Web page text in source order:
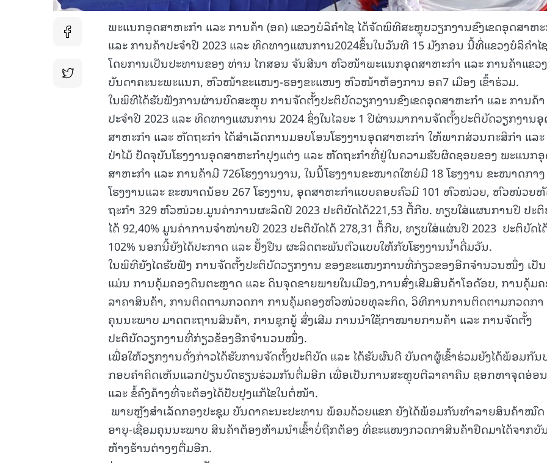
ພະແນກອຸດສາຫະກຳ ແລະ ການຄ້າ (ອຄ) ແຂວງບໍລິຄຳໄຊ ໄດ້ຈັດພິທີສະຫຼຸບວຽກງານຂົງເຂດອຸດສາຫ
ແລະ ການຄ້າປະຈຳປີ 2023 ແລະ ທິດທາງແຜນການ2024ຂຶ້ນໃນວັນທີ 15 ມັງກອນ ນີ້ທີ່ແຂວງບໍລິຄຳໄຊ
ໂດຍການເປັນປະທານຂອງ ທ່ານ ໄກສອນ ຈັນສີນາ ຫົວໜ້າພະແນກອຸດສາຫະກຳ ແລະ ການຄ້າແຂວ
ບັນດາຄະນະພະແນກ, ຫົວໜ້າຂະແໜງ-ຮອງຂະແໜງ ຫົວໜ້າຫ້ອງການ ອຄ7 ເມືອງ ເຂົ້າຮ່ວມ.
ໃນພິທີໄດ້ຮັບຟັງການຜ່ານບົດສະຫຼຸບ ການຈັດຕັ້ງປະຕິບັດວຽກງານຂົງເຂດອຸດສາຫະກຳ ແລະ ການຄ້າ
ປະຈຳປີ 2023 ແລະ ທິດທາງແຜນການ 2024 ຊຶ່ງໃນໄລຍະ 1 ປີຜ່ານມາການຈັດຕັ້ງປະຕິບັດວຽກງານ
ສາຫະກໍາ ແລະ ຫັດຖະກໍາ ໄດ້ສໍາເລັດການມອບໂອນໂຮງງານອຸດສາຫະກໍາ ໃຫ້ພາກສ່ວນກະສິກໍາ ແລະ
ປ່າໄມ້ ປັດຈຸບັນໂຮງງານອຸດສາຫະກໍາປຸງແຕ່ງ ແລະ ຫັດຖະກໍາທີ່ຢູ່ໃນຄວາມຮັບຜິດຊອບຂອງ ພະແນກ
ສາຫະກໍາ ແລະ ການຄ້າມີ 726ໂຮງງານງານ, ໃນນີ້ໂຮງງານຂະໜາດໃຫຍ່ມີ 18 ໂຮງງານ ຂະໜາດກາ
ໂຮງງານແລະ ຂະໜາດນ້ອຍ 267 ໂຮງງານ, ອຸດສາຫະກໍາແບບຄອບຄົວມີ 101 ຫົວໜ່ວຍ, ຫົວໜ່ວຍ
ຖະກໍາ 329 ຫົວໜ່ວຍ.ມູນຄ່າການຜະລິດປີ 2023 ປະຕິບັດໄດ້221,53 ຕື້ກີບ. ທຽບໃສ່ແຜນການປີ ປະ
ໄດ້ 92,40% ມູນຄ່າການຈໍາໜ່າຍປີ 2023 ປະຕິບັດໄດ້ 278,31 ຕຶ້ກີບ, ທຽບໃສ່ແຜ່ນປີ 2023 ປະຕິບັດໄ
102% ນອກນີ້ຍັງໄດ້ປະກາດ ແລະ ຢັ້ງຢືນ ຜະລິດຕະພັນຕົວແບບໃຫ້ກັບໂຮງງານນໍ້າດື່ມວັນ.
ໃນພິທີຍັງໄດຮັບຟັງ ການຈັດຕັ້ງປະຕິບັດວຽກງານ ຂອງຂະແໜງການທີ່ກ່ຽວຂອງອີກຈໍານວນໜຶ່ງ ເປັ
ແມ່ນ ການຄຸ້ມຄອງດິນຕະຫຼາດ ແລະ ດິນຈຸດຂາຍພາຍໃນເມືອງ,ການສົ່ງເສີມສິນຄ້າໂອດັອບ, ການຄຸ້ມ
ລາຄາສິນຄ້າ, ການຕິດຕາມກວດກາ ການຄຸ້ມຄອງຫົວໜ່ວຍທຸລະກິດ, ວິທີການການຕິດຕາມກວດກາ
ຄຸນນະພາບ ມາດຕະຖານສິນຄ້າ, ການຊຸກຍູ້ ສົ່ງເສີມ ການນໍາໃຊ້ກາໝາຍການຄ້າ ແລະ ການຈັດຕັ້ງ
ປະຕິບັດວຽກງານທີ່ກ່ຽວຂ້ອງອີກຈໍານວນໜຶ່ງ.
ເພື່ອໃຫ້ວຽກງານດັ່ງກ່າວໄດ້ຮັບການຈັດຕັ້ງປະຕິບັດ ແລະ ໄດ້ຮັບຜົນດີ ບັນດາຜູ້ເຂົ້າຮ່ວມຍັງໄດ້ພ້ອມກັນ
ກອບຄໍາຄິດເຫັນແລກປ່ຽນບົດຮຽນຮ່ວມກັນຕື່ມອີກ ເພື່ອເປັນການສະຫຼຸບຕີລາຄາຄືນ ຊອກຫາຈຸດອ່ອນ
ແລະ ຂໍ້ຄົງຄ້າງທີ່ຈະຕ້ອງໄດ້ປັບປຸງແກ້ໄຂໃນຕໍ່ໜ້າ.
ພາຍຫຼັງສໍາເລັດກອງປະຊຸມ ບັນດາຄະນະປະທານ ພ້ອມດ້ວຍແຂກ ຍັງໄດ້ພ້ອມກັນທໍາລາຍສິນຄ້າໝົດ
ອາຍຸ-ເຊື່ອມຄຸນນະພາບ ສິນຄ້າຕ້ອງຫ້າມນໍາເຂົ້າບໍ່ຖືກຕ້ອງ ທີ່ຂະແໜງກວດກາສິນຄ້າຢຶດມາໄດ້ຈາກບັ
ຫ້າງຮ້ານຕ່າງໆຕື່ມອີກ.
15.040(07-08-